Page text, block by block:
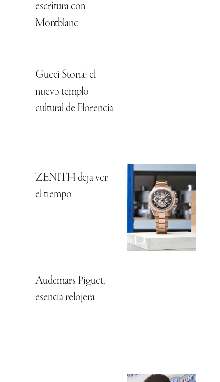
escritura con
Montblanc
Gucci Storia: el
nuevo templo
cultural de Florencia
ZENITH deja ver
el tiempo
Audemars Piguet,
esencia relojera